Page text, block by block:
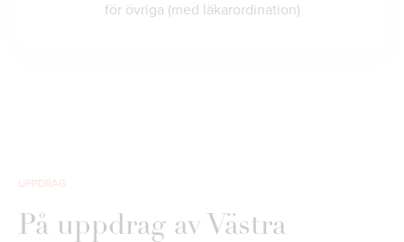
för övriga (med läkarordination)
UPPDRAG
På uppdrag av Västra